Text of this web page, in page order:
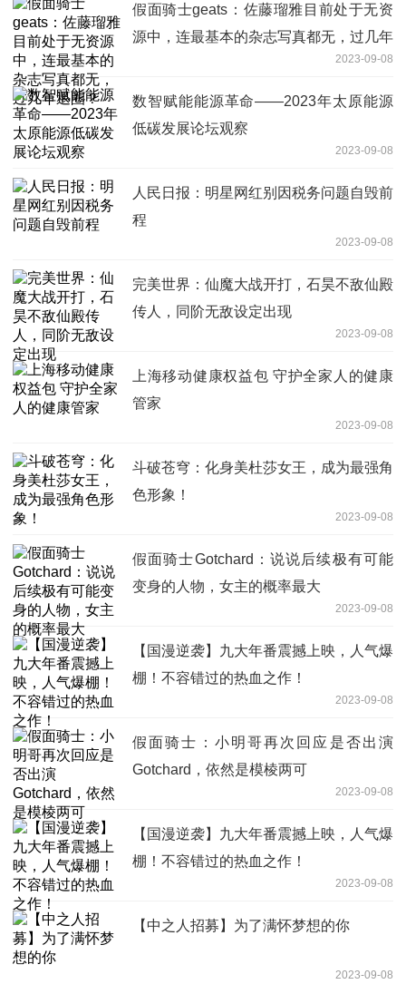
假面骑士geats：佐藤瑠雅目前处于无资
源中，连最基本的杂志写真都无，过几年
2023-09-08
数智赋能能源革命——2023年太原能源
低碳发展论坛观察
2023-09-08
人民日报：明星网红别因税务问题自毁前
程
2023-09-08
完美世界：仙魔大战开打，石昊不敌仙殿
传人，同阶无敌设定出现
2023-09-08
上海移动健康权益包 守护全家人的健康
管家
2023-09-08
斗破苍穹：化身美杜莎女王，成为最强角
色形象！
2023-09-08
假面骑士Gotchard：说说后续极有可能
变身的人物，女主的概率最大
2023-09-08
【国漫逆袭】九大年番震撼上映，人气爆
棚！不容错过的热血之作！
2023-09-08
假面骑士：小明哥再次回应是否出演
Gotchard，依然是模棱两可
2023-09-08
【国漫逆袭】九大年番震撼上映，人气爆
棚！不容错过的热血之作！
2023-09-08
【中之人招募】为了满怀梦想的你
2023-09-08